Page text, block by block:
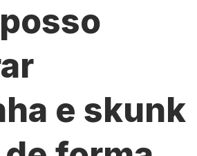
e skunk